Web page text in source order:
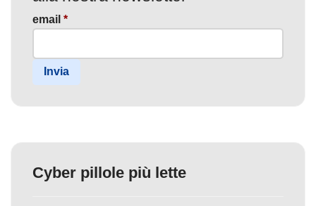
email *
Invia
Cyber pillole più lette